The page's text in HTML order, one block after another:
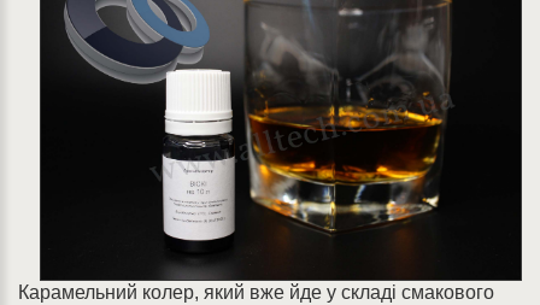
Карамельний колер, який вже йде у складі смакового